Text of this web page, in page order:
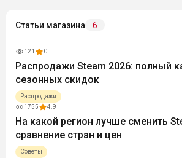
Статьи магазина 6
121 0
Распродажи Steam 2026: полный
сезонных скидок
Распродажи
1755
4.9
На какой регион лучше сменить
сравнение стран и цен
Советы